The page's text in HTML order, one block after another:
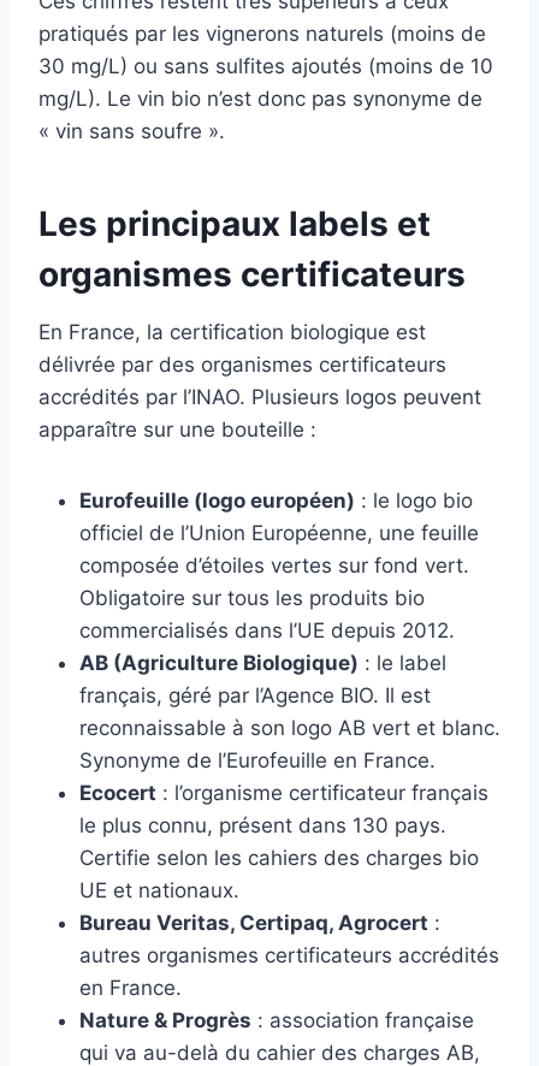
pratiqués par les vignerons naturels (moins de
30 mg/L) ou sans sulfites ajoutés (moins de 10
mg/L). Le vin bio n’est donc pas synonyme de
« vin sans soufre ».
Les principaux labels et
organismes certificateurs
En France, la certification biologique est
délivrée par des organismes certificateurs
accrédités par l’INAO. Plusieurs logos peuvent
apparaître sur une bouteille :
Eurofeuille (logo européen) : le logo bio
officiel de l’Union Européenne, une feuille
composée d’étoiles vertes sur fond vert.
Obligatoire sur tous les produits bio
commercialisés dans l’UE depuis 2012.
AB (Agriculture Biologique) : le label
français, géré par l’Agence BIO. Il est
reconnaissable à son logo AB vert et blanc.
Synonyme de l’Eurofeuille en France.
Ecocert : l’organisme certificateur français
le plus connu, présent dans 130 pays.
Certifie selon les cahiers des charges bio
UE et nationaux.
Bureau Veritas, Certipaq, Agrocert :
autres organismes certificateurs accrédités
en France.
Nature & Progrès : association française
qui va au-delà du cahier des charges AB,